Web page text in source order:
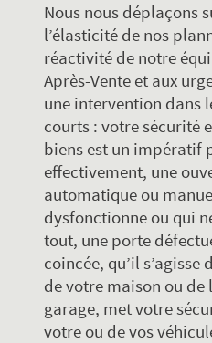
Nous nous déplaçons
l’élasticité de nos
réactivité de notre
Après-Vente et aux
une intervention dans
courts : votre sécurité
biens est un impératif
effectivement, une
automatique ou
dysfonctionne ou qui
tout, une porte
coincée, qu’il
de votre maison ou
garage, met votre
votre ou de vos